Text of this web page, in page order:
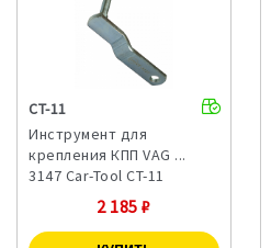
CT-11
Инструмент для
крепления КПП VAG ...
3147 Car-Tool CT-11
2 185₽